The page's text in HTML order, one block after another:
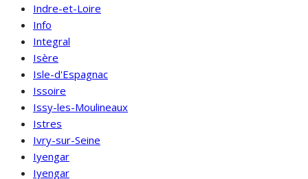
Indre-et-Loire
Info
Integral
Isère
Isle-d'Espagnac
Issoire
Issy-les-Moulineaux
Istres
Ivry-sur-Seine
Iyengar
Iyengar